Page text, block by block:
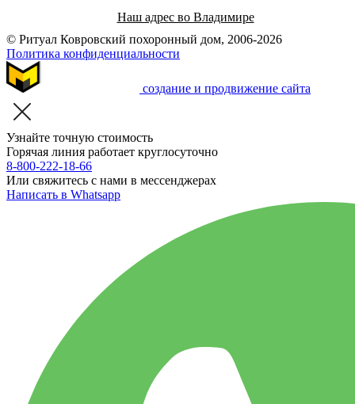
Наш адрес во Владимире
© Ритуал Ковровский похоронный дом, 2006-2026
Политика конфиденциальности
создание и продвижение сайта
Узнайте точную стоимость
Горячая линия работает круглосуточно
8-800-222-18-66
Или свяжитесь с нами в мессенджерах
Написать в Whatsapp